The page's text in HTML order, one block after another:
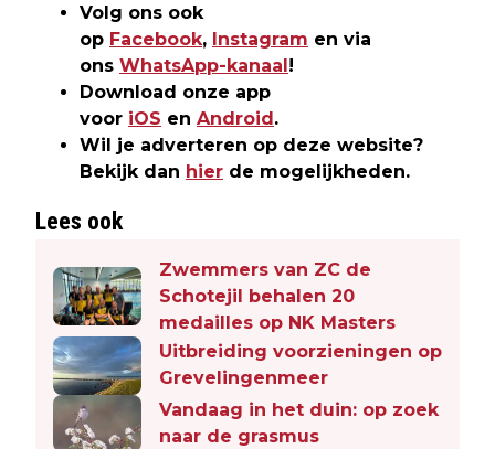
Volg ons ook
op Facebook, Instagram en via
ons WhatsApp-kanaal!
Download onze app
voor iOS en Android.
Wil je adverteren op deze website?
Bekijk dan hier de mogelijkheden.
Lees ook
Zwemmers van ZC de
Schotejil behalen 20
medailles op NK Masters
Uitbreiding voorzieningen op
Grevelingenmeer
Vandaag in het duin: op zoek
naar de grasmus